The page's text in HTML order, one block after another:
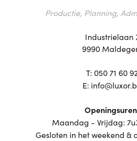
Productie, Planning,
Industrielaan
9990
T: 050 71 60
E:
Maandag - Vrijdag:
Gesloten in het weekend &